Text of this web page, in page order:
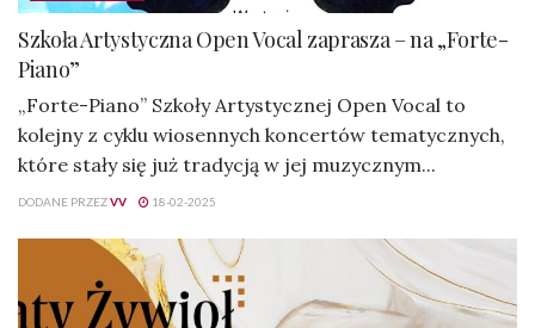
Szkoła Artystyczna Open Vocal zaprasza – na „Forte-
Piano”
„Forte-Piano” Szkoły Artystycznej Open Vocal to
kolejny z cyklu wiosennych koncertów tematycznych,
które stały się już tradycją w jej muzycznym...
DODANE PRZEZVV 18-02-2025